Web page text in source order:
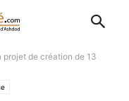
projet de création de 13